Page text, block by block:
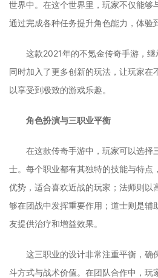
世界中。在这个世界里，玩家不仅能够
通过完成各种任务提升角色能力，体验
这款2021年的不氪金传奇手游，继
同时加入了更多创新的玩法，让玩家在
以享受到极致的游戏乐趣。
角色扮演与三职业平衡
在这款传奇手游中，玩家可以选择
士。每个职业都有其独特的技能与特点
优势，适合喜欢近战的玩家；法师则以
够在团战中发挥重要作用；道士则是辅
友提供治疗和增益效果。
这三职业的设计非常注重平衡，确
斗方式与战术价值。在团队合作中，玩